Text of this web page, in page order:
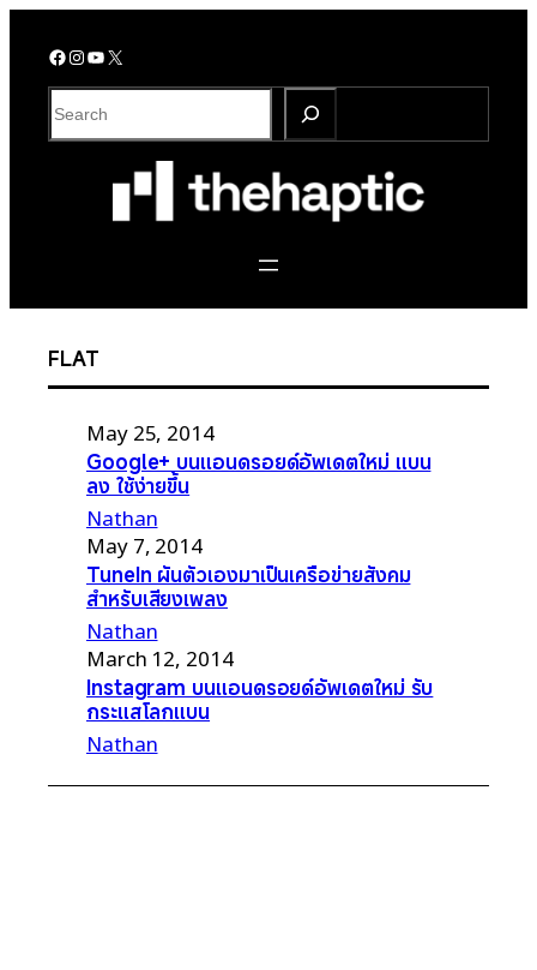
Facebook InstagramYouTube X
S
e
FLAT
May 25, 2014
Google+ บนแอนดรอยด์อัพเดตใหม่ แบน
ลง ใช้ง่ายขึ้น
Nathan
May 7, 2014
TuneIn ผันตัวเองมาเป็นเครือข่ายสังคม
สำหรับเสียงเพลง
Nathan
March 12, 2014
Instagram บนแอนดรอยด์อัพเดตใหม่ รับ
กระแสโลกแบน
Nathan